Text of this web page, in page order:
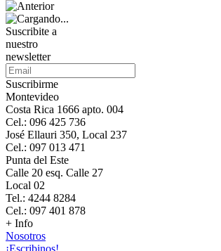
Suscribite a
nuestro
newsletter
Suscribirme
Montevideo
Costa Rica 1666 apto. 004
Cel.: 096 425 736
José Ellauri 350, Local 237
Cel.: 097 013 471
Punta del Este
Calle 20 esq. Calle 27
Local 02
Tel.: 4244 8284
Cel.: 097 401 878
+ Info
Nosotros
¡Escribinos!